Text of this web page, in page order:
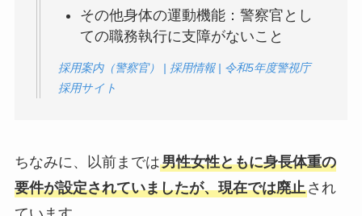
その他身体の運動機能：警察官とし
ての職務執行に支障がないこと
採用案内（警察官） | 採用情報 | 令和5年度警視庁
採用サイト
ちなみに、以前までは男性女性ともに身長体重の
要件が設定されていましたが、現在では廃止され